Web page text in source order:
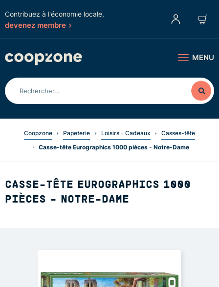
Contribuez à l'économie locale,
devenez membre
MENU
Coopzone Papeterie Loisirs - Cadeaux
Casses-tête
Casse-tête Eurographics 1000 pièces - Notre-Dame
CASSE-TÊTE EUROGRAPHICS 1000
PIÈCES - NOTRE-DAME